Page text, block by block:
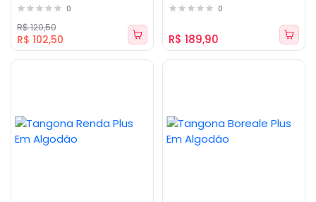
0
R$ 102,50
R$ 120,50
0
R$ 189,90